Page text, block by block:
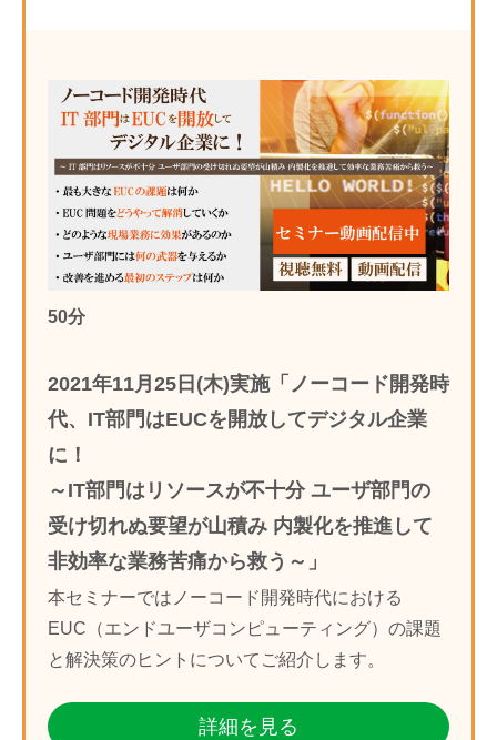
50分
2021年11月25日(木)実施「ノーコード開発時
代、IT部門はEUCを開放してデジタル企業
に！
～IT部門はリソースが不十分 ユーザ部門の
受け切れぬ要望が山積み 内製化を推進して
非効率な業務苦痛から救う～」
本セミナーではノーコード開発時代における
EUC（エンドユーザコンピューティング）の課題
と解決策のヒントについてご紹介します。
詳細を見る